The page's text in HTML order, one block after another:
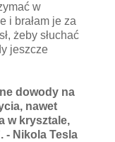
w
i brałam je za
żeby słuchać
jeszcze
dowody na
nawet
w krysztale,
- Nikola Tesla